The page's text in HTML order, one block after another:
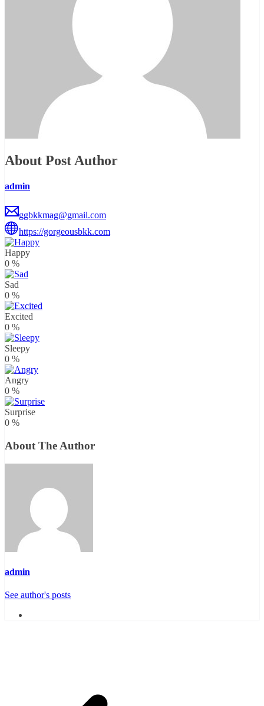
About Post Author
admin
ggbkkmag@gmail.com
https://gorgeousbkk.com
Happy
0 %
Sad
0 %
Excited
0 %
Sleepy
0 %
Angry
0 %
Surprise
0 %
About The Author
admin
See author's posts